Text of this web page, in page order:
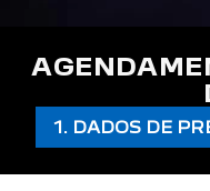
1. DADOS DE